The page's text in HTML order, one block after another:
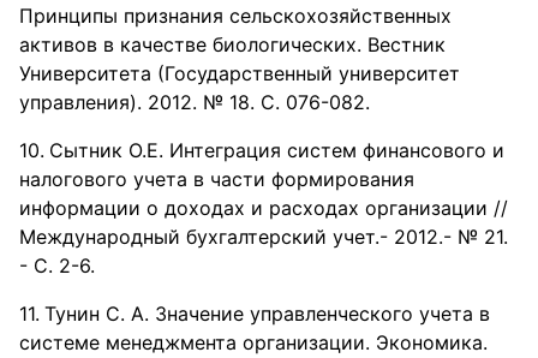
Принципы признания сельскохозяйственных
активов в качестве биологических. Вестник
Университета (Государственный университет
управления). 2012. № 18. С. 076-082.
Сытник О.Е. Интеграция систем финансового и
налогового учета в части формирования
информации о доходах и расходах организации //
Международный бухгалтерский учет.- 2012.- № 21.
- С. 2-6.
Тунин С. А. Значение управленческого учета в
системе менеджмента организации. Экономика.